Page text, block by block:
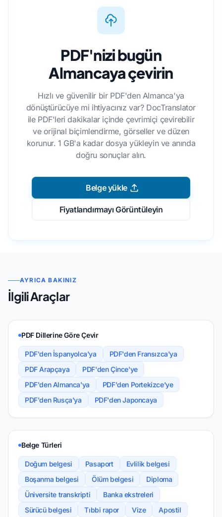
PDF'nizi bugün
Almancaya çevirin
Hızlı ve güvenilir bir PDF'den Almanca'ya
dönüştürücüye mi ihtiyacınız var? DocTranslator
ile PDF'leri dakikalar içinde çevrimiçi çevirebilir
ve orijinal biçimlendirme, görseller ve düzen
korunur. 1 GB'a kadar dosya yükleyin ve anında
doğru sonuçlar alın.
Belge yükle
Fiyatlandırmayı Görüntüleyin
AYRICA BAKINIZ
İlgili Araçlar
PDF Dillerine Göre Çevir
PDF'den İspanyolca'ya
PDF'den Fransızca'ya
PDF Arapçaya
PDF'den Çince'ye
PDF'den Almanca'ya
PDF'den Portekizce'ye
PDF'den Rusça'ya
PDF'den Japoncaya
Belge Türleri
Doğum belgesi Pasaport
Evlilik belgesi
Boşanma belgesi
Ölüm belgesi
Diploma
Üniversite transkripti
Banka ekstreleri
Sürücü belgesi
Tıbbi rapor Vize Apostil